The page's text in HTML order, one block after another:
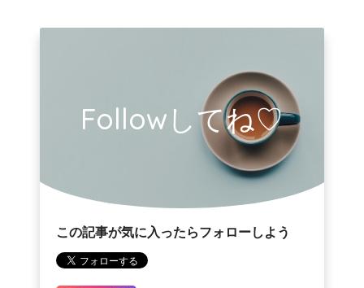
Followしてね♡
この記事が気に入ったらフォローしよう